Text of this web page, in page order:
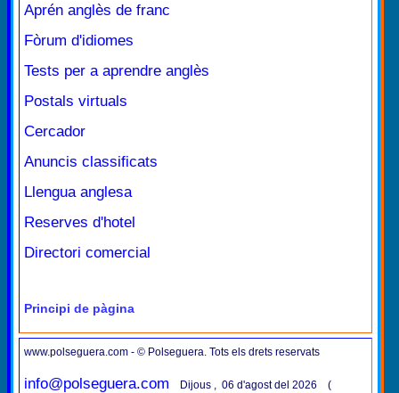
Aprén anglès de franc
Fòrum d'idiomes
Tests per a aprendre anglès
Postals virtuals
Cercador
Anuncis classificats
Llengua anglesa
Reserves d'hotel
Directori comercial
Principi de pàgina
www.polseguera.com - © Polseguera. Tots els drets reservats
info@polseguera.com Dijous , 06 d'agost del 2026 (